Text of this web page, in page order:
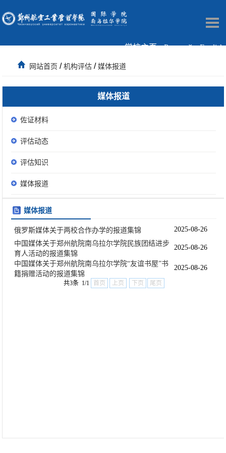
学校主页 Русский English
网站首页 /机构评估 /媒体报道
媒体报道
佐证材料
评估动态
评估知识
媒体报道
媒体报道
俄罗斯媒体关于两校合作办学的报道集锦
2025-08-26
中国媒体关于郑州航院南乌拉尔学院民族团结进步
育人活动的报道集锦
2025-08-26
中国媒体关于郑州航院南乌拉尔学院“友谊书屋”书
籍捐赠活动的报道集锦
2025-08-26
共3条 1/1 首页 上页 下页 尾页